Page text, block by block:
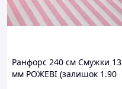
Ранфорс 240 см Смужки 13
мм РОЖЕВІ (залишок 1.90